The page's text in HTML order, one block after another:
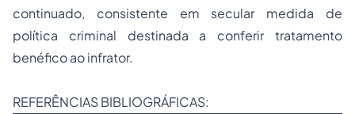
continuado, consistente em secular medida de
política criminal destinada a conferir tratamento
benéfico ao infrator.
REFERÊNCIAS BIBLIOGRÁFICAS: